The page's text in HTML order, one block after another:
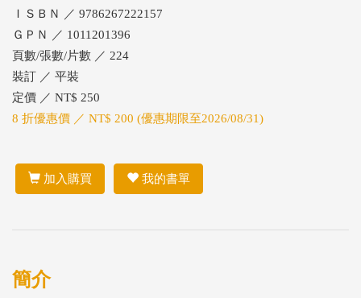
ＩＳＢＮ ／ 9786267222157
ＧＰＮ ／ 1011201396
頁數/張數/片數 ／ 224
裝訂 ／ 平裝
定價 ／ NT$ 250
8 折優惠價 ／ NT$ 200 (優惠期限至2026/08/31)
加入購買 我的書單
簡介